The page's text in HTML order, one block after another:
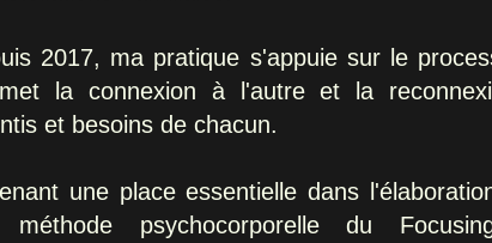
2017, ma pratique s'appuie sur le
la connexion à l'autre et la
et besoins de chacun.
une place essentielle dans
psychocorporelle du